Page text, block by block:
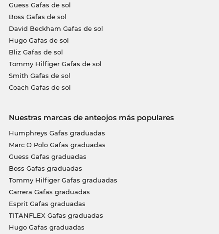
Guess Gafas de sol
Boss Gafas de sol
David Beckham Gafas de sol
Hugo Gafas de sol
Bliz Gafas de sol
Tommy Hilfiger Gafas de sol
Smith Gafas de sol
Coach Gafas de sol
Nuestras marcas de anteojos más populares
Humphreys Gafas graduadas
Marc O Polo Gafas graduadas
Guess Gafas graduadas
Boss Gafas graduadas
Tommy Hilfiger Gafas graduadas
Carrera Gafas graduadas
Esprit Gafas graduadas
TITANFLEX Gafas graduadas
Hugo Gafas graduadas